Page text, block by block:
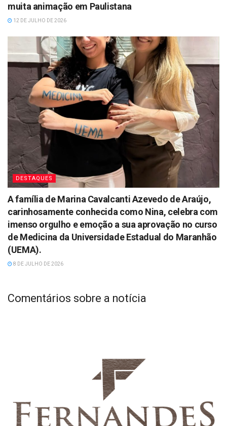
muita animação em Paulistana
12 DE JULHO DE 2026
DESTAQUES
A família de Marina Cavalcanti Azevedo de Araújo,
carinhosamente conhecida como Nina, celebra com
imenso orgulho e emoção a sua aprovação no curso
de Medicina da Universidade Estadual do Maranhão
(UEMA).
8 DE JULHO DE 2026
Comentários sobre a notícia